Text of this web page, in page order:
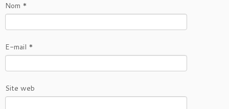
Nom *
E-mail *
Site web